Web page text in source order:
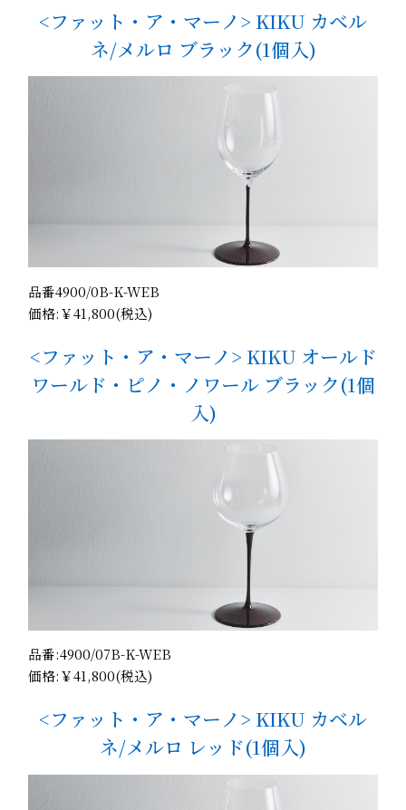
<ファット・ア・マーノ> KIKU カベル
ネ/メルロ ブラック(1個入)
品番4900/0B-K-WEB
価格:￥41,800(税込)
<ファット・ア・マーノ> KIKU オールド
ワールド・ピノ・ノワール ブラック(1個
入)
品番:4900/07B-K-WEB
価格:￥41,800(税込)
<ファット・ア・マーノ> KIKU カベル
ネ/メルロ レッド(1個入)